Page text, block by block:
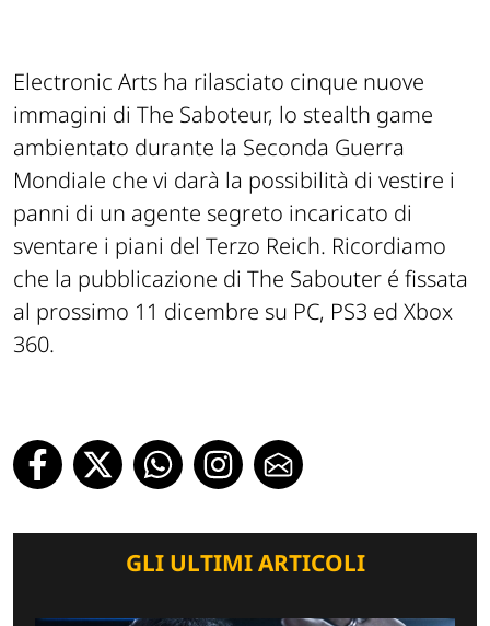
Electronic Arts ha rilasciato cinque nuove
immagini di The Saboteur, lo stealth game
ambientato durante la Seconda Guerra
Mondiale che vi darà la possibilità di vestire i
panni di un agente segreto incaricato di
sventare i piani del Terzo Reich. Ricordiamo
che la pubblicazione di The Sabouter é fissata
al prossimo 11 dicembre su PC, PS3 ed Xbox
360.
GLI ULTIMI ARTICOLI